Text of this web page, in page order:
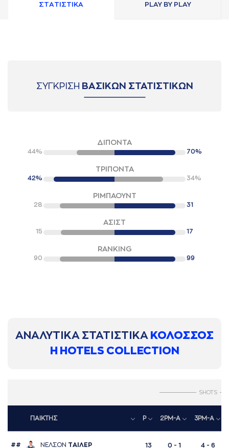
ΣΤAΤΙΣΤΙΚA PLAY BY PLAY
ΣΥΓΚΡΙΣΗ ΒΑΣΙΚΩΝ ΣΤΑΤΙΣΤΙΚΩΝ
ΔΙΠΟΝΤΑ
44% 70%
ΤΡΙΠΟΝΤΑ
42% 34%
ΡΙΜΠΑΟΥΝΤ
28 31
ΑΣΙΣΤ
15 17
RANKING
90 99
ΑΝΑΛΥΤΙΚΑ ΣΤΑΤΙΣΤΙΚΑ ΚΟΛΟΣΣΟΣ
H HOTELS COLLECTION
SHOTS
ΠΑΙΚΤΗΣ P 2PM-A 3PM-A
## ΝΕΛΣΟΝ ΤAΙΛΕΡ 13 0 - 1 4 - 6